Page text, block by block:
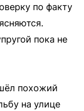
по факту
пока не
похожий
на улице